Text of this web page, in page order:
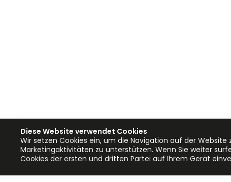
Diese Website verwendet Cookies
Wir setzen Cookies ein, um die Navigation auf der
Marketingaktivitäten zu unterstützen. Wenn Sie weiter
Cookies der ersten und dritten Partei auf Ihrem Gerät